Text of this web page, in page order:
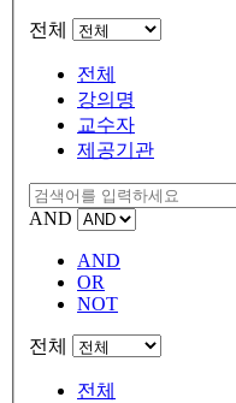
전체
전체
강의명
교수자
제공기관
AND
AND
OR
NOT
전체
전체